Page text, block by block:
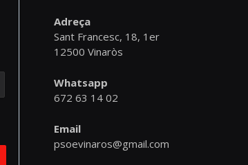
Adreça
Sant Francesc, 18, 1er
12500 Vinaròs
Whatsapp
672 63 14 02
Email
psoevinaros@gmail.com